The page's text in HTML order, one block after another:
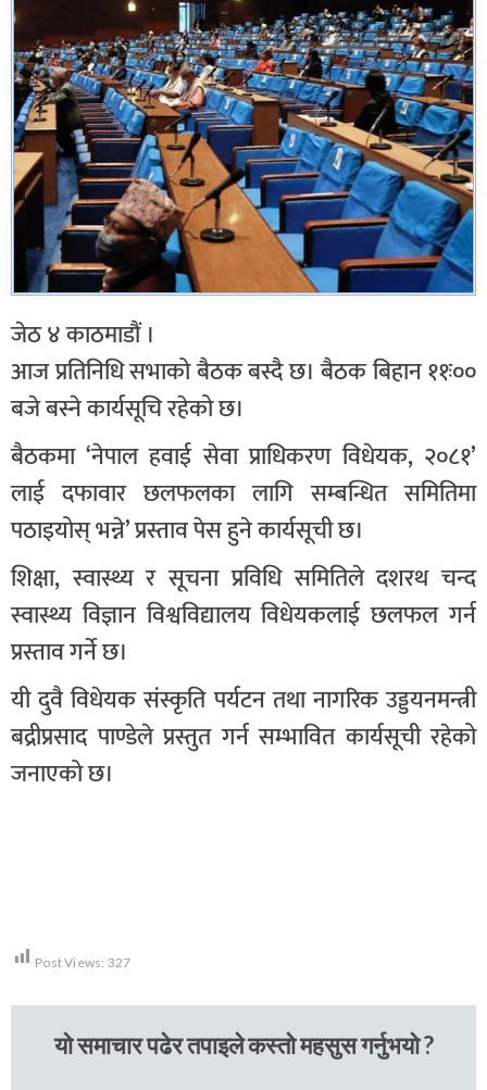
जेठ ४ काठमाडौं ।
आज प्रतिनिधि सभाको बैठक बस्दै छ। बैठक बिहान ११ः००
बजे बस्ने कार्यसूचि रहेको छ।
बैठकमा ‘नेपाल हवाई सेवा प्राधिकरण विधेयक, २०८१’
लाई दफावार छलफलका लागि सम्बन्धित समितिमा
पठाइयोस् भन्ने’ प्रस्ताव पेस हुने कार्यसूची छ।
शिक्षा, स्वास्थ्य र सूचना प्रविधि समितिले दशरथ चन्द
स्वास्थ्य विज्ञान विश्वविद्यालय विधेयकलाई छलफल गर्न
प्रस्ताव गर्ने छ।
यी दुवै विधेयक संस्कृति पर्यटन तथा नागरिक उड्डयनमन्त्री
बद्रीप्रसाद पाण्डेले प्रस्तुत गर्न सम्भावित कार्यसूची रहेको
जनाएको छ।
Post Views: 327
यो समाचार पढेर तपाइले कस्तो महसुस गर्नुभयो ?